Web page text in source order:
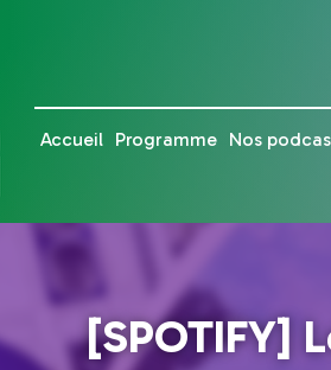
Accueil Programme Nos
[SPOTIFY]